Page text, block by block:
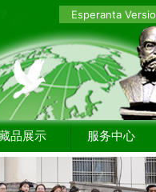
Esperanta Versio
品展示 服务中心